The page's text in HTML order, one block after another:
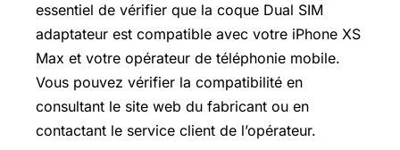
essentiel de vérifier que la coque Dual SIM
adaptateur est compatible avec votre iPhone XS
Max et votre opérateur de téléphonie mobile.
Vous pouvez vérifier la compatibilité en
consultant le site web du fabricant ou en
contactant le service client de l’opérateur.